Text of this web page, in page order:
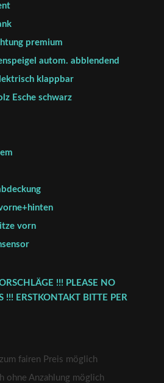
premium
autom. abblendend
klappbar
Esche schwarz
vorn
!!! PLEASE NO
!!! ERSTKONTAKT BITTE PER
fairen Preis möglich
ohne Anzahlung möglich